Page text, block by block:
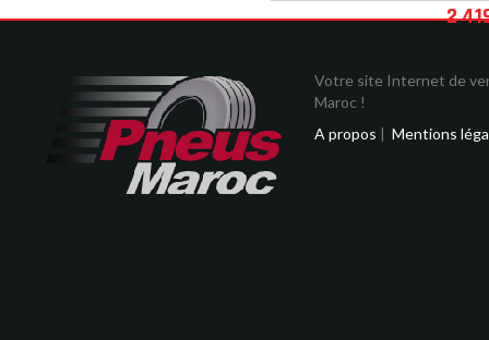
2
Votre site Internet de
Maroc !
A propos | Mentions